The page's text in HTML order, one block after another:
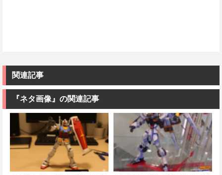
関連記事
『ネタ画像』の関連記事